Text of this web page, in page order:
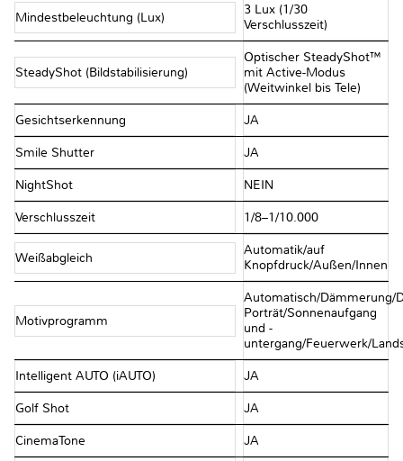
Mindestbeleuchtung (Lux)
3 Lux (1/30
Verschlusszeit)
SteadyShot (Bildstabilisierung)
Optischer SteadyShot™
mit Active-Modus
(Weitwinkel bis Tele)
Gesichtserkennung JA
Smile Shutter JA
NightShot NEIN
Verschlusszeit 1/8–1/10.000
Weißabgleich
Automatik/auf
Knopfdruck/Außen/Innen
Motivprogramm
Automatisch/Dämmerung/
Porträt/Sonnenaufgang
und -
untergang/Feuerwerk/
Intelligent AUTO (iAUTO) JA
Golf Shot JA
CinemaTone JA